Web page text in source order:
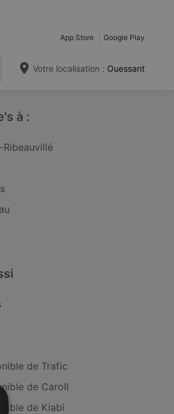
App Store Google Play
Votre localisation : Ouessant
à :
de Trafic
de Caroll
de Kiabi